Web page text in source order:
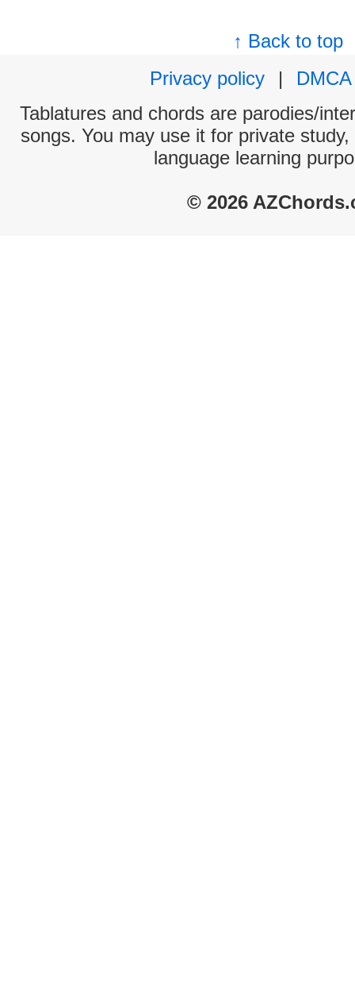
↑ Back to top
Privacy policy
|
DMCA
Tablatures and chords are parodies/
songs. You may use it for private
language learning
© 2026